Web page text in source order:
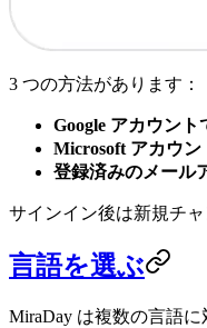
3 つの方法があります：
Google アカウント
Microsoft アカウン
登録済みのメール
サインイン後は新規チ
言語を選ぶ
MiraDay は複数の言語